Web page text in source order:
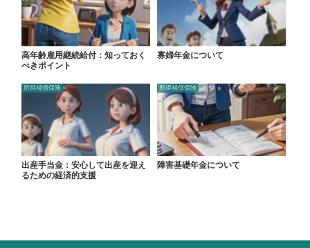
高年齢雇用継続給付：知っておく
べきポイント
寡婦年金について
所得補償保険
出産手当金：安心して出産を迎え
るための経済的支援
所得補償保険
障害基礎年金について